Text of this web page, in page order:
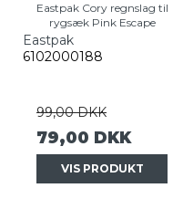
Eastpak Cory regnslag til
rygsæk Pink Escape
Eastpak
6102000188
99,00 DKK
79,00 DKK
VIS PRODUKT